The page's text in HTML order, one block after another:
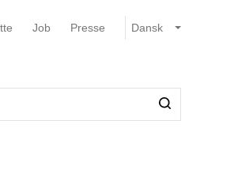
Job Presse